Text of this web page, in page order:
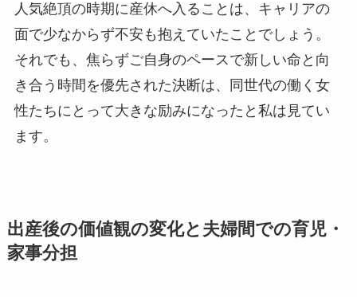
人気絶頂の時期に産休へ入ることは、キャリアの
面で少なからず不安も抱えていたことでしょう。
それでも、焦らずご自身のペースで新しい命と向
き合う時間を優先された決断は、同世代の働く女
性たちにとって大きな励みになったと私は見てい
ます。
出産後の価値観の変化と夫婦間での育児・
家事分担